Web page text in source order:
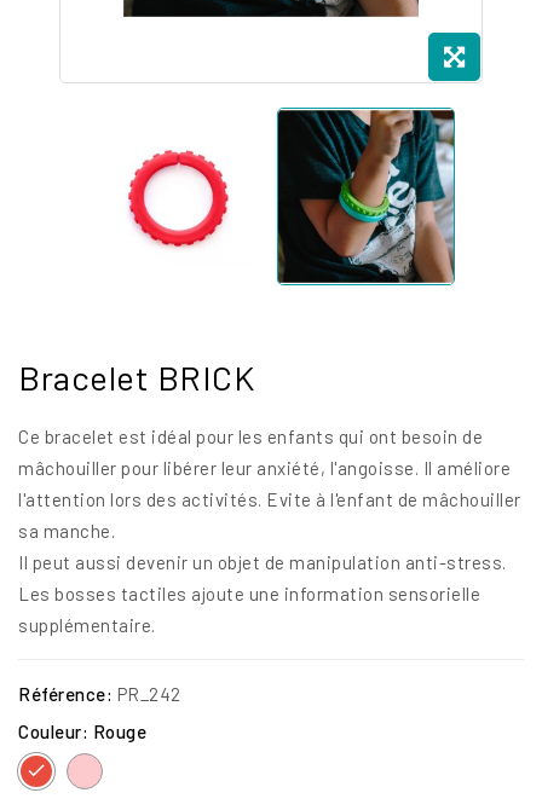
Bracelet BRICK
Ce bracelet est idéal pour les enfants qui ont besoin de
mâchouiller pour libérer leur anxiété, l'angoisse. Il améliore
l'attention lors des activités. Evite à l'enfant de mâchouiller
sa manche.
Il peut aussi devenir un objet de manipulation anti-stress.
Les bosses tactiles ajoute une information sensorielle
supplémentaire.
Référence: PR_242
Couleur: Rouge
RougeRose